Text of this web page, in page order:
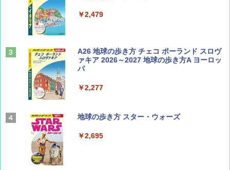
山と溪谷 2026年8月号「南アルプス大全」
￥1,540
AIRLINE（エアライン）2026年9月号【特
￥2,479
A26 地球の歩き方 チェコ ポーランド スロヴ
ァキア 2026～2027 地球の歩き方A ヨーロッ
パ
￥2,277
地球の歩き方 スター・ウォーズ
￥2,695